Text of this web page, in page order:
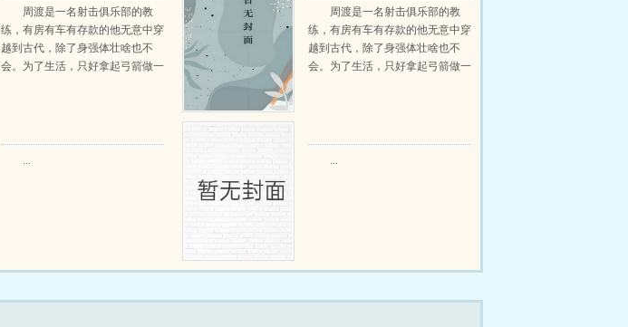
周渡是一名射击俱乐部的教
练，有房有车有存款的他无意中穿
越到古代，除了身强体壮啥也不
会。为了生活，只好拿起弓箭做一
当猎户小说免费在线阅读
周渡是一名射击俱乐部的教
练，有房有车有存款的他无意中穿
越到古代，除了身强体壮啥也不
会。为了生活，只好拿起弓箭做一
... ...